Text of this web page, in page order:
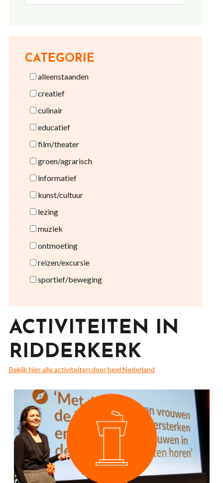
CATEGORIE
alleenstaanden
creatief
culinair
educatief
film/theater
groen/agrarisch
informatief
kunst/cultuur
lezing
muziek
ontmoeting
reizen/excursie
sportief/beweging
ACTIVITEITEN IN
RIDDERKERK
Bekijk hier alle activiteiten door heel Nederland